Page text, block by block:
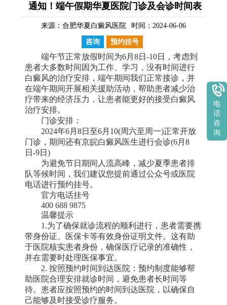
通知！端午假期华夏医院门诊及会诊时间表
来源： 合肥华夏白癜风医院 时间：2024-06-06
咨询 预约挂号
端午节正常放假时间为6月8日-10日，考虑到
患者大多数时间因为工作、学习，没有时间进行
白癜风的治疗安排，端午期间我们正常接诊，并
在端午期间开展相关援助活动，帮助患者减少治
疗带来的经济压力，让患者能更好的接受白癜风
治疗安排。
门诊安排：
2024年6月8日至6月10(周六至周一)正常开放
门诊，期间还有京皖白癜风医生进行会诊(6月8
日-9日)
为避免节日期间人流高峰，减少夏季患者排
队等候时间，我们建议您提前通过公众号或医院
电话进行预约挂号。
官方电话挂号
400 688 9875
温馨提示
1.为了确保就诊流程的顺利进行，患者需要携
带身份证、医保卡等有效身份证明文件。这有助
于医院核实患者身份，确保医疗记录的准确性，
并在需要时处理医保事宜。
2. 按照预约时间到达医院：预约制度能够帮
助医院合理安排就诊时间，避免患者长时间等
待。患者应按照预约的时间到达医院，以确保自
己能够及时接受诊疗服务。
电
话
咨
询